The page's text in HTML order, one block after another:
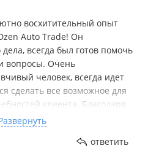
восхитительный опыт
Auto Trade! Он
всегда был готов помочь
вопросы. Очень
человек, всегда идет
сделать все возможное для
клиента. Благодаря
найти идеальный
цене. Очень доволен
Ивана как именноответить